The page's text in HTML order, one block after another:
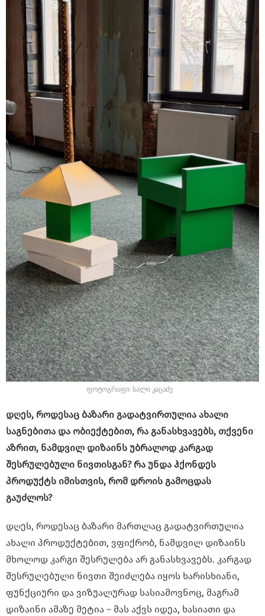
ფოტოგრაფი: სალი კაცაძე
დღეს, როდესაც ბაზარი გადატვირთულია ახალი
საგნებითა და ობიექტებით, რა განასხვავებს, თქვენი
აზრით, ნამდვილ დიზაინს უბრალოდ კარგად
შესრულებული ნივთისგან? რა უნდა ჰქონდეს
პროდუქტს იმისთვის, რომ დროის გამოცდას
გაუძლოს?
დღეს, როდესაც ბაზარი მართლაც გადატვირთულია
ახალი პროდუქტებით, ვფიქრობ, ნამდვილ დიზაინს
მხოლოდ კარგი შესრულება არ განასხვავებს. კარგად
შესრულებული ნივთი შეიძლება იყოს ხარისხიანი,
ფუნქციური და ვიზუალურად სასიამოვნოც, მაგრამ
დიზაინი ამაზე მეტია – მას აქვს იდეა, ხასიათი და